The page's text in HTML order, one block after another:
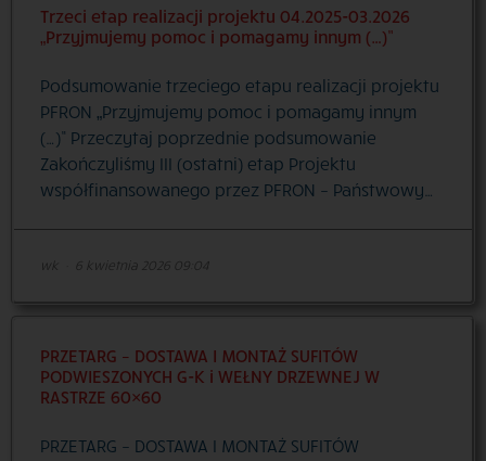
Trzeci etap realizacji projektu 04.2025-03.2026
„Przyjmujemy pomoc i pomagamy innym (…)”
Podsumowanie trzeciego etapu realizacji projektu
PFRON „Przyjmujemy pomoc i pomagamy innym
(…)” Przeczytaj poprzednie podsumowanie
Zakończyliśmy III (ostatni) etap Projektu
współfinansowanego przez PFRON – Państwowy…
wk 6 kwietnia 2026 09:04
PRZETARG – DOSTAWA I MONTAŻ SUFITÓW
PODWIESZONYCH G-K i WEŁNY DRZEWNEJ W
RASTRZE 60×60
PRZETARG – DOSTAWA I MONTAŻ SUFITÓW